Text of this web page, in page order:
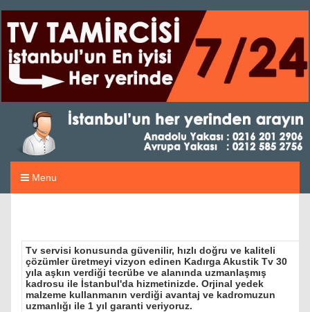
Menu
Tv servisi konusunda güvenilir, hızlı doğru ve kaliteli
çözümler üretmeyi vizyon edinen Kadırga Akustik Tv 30
yıla aşkın verdiği tecrübe ve alanında uzmanlaşmış
kadrosu ile İstanbul'da hizmetinizde. Orjinal yedek
malzeme kullanmanın verdiği avantaj ve kadromuzun
uzmanlığı ile 1 yıl garanti veriyoruz.